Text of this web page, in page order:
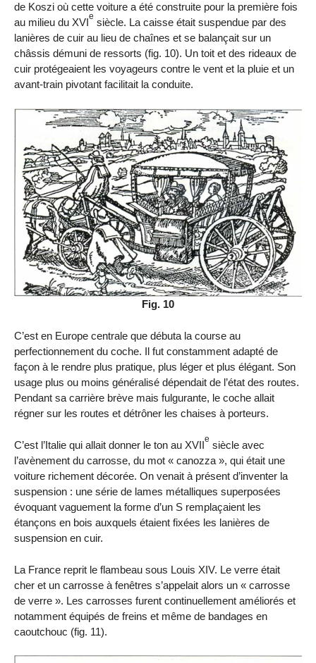
de Koszi où cette voiture a été construite pour la première fois
au milieu du XVIe siècle. La caisse était suspendue par des
lanières de cuir au lieu de chaînes et se balançait sur un
châssis démuni de ressorts (fig. 10). Un toit et des rideaux de
cuir protégeaient les voyageurs contre le vent et la pluie et un
avant-train pivotant facilitait la conduite.
Fig. 10
C’est en Europe centrale que débuta la course au
perfectionnement du coche. Il fut constamment adapté de
façon à le rendre plus pratique, plus léger et plus élégant. Son
usage plus ou moins généralisé dépendait de l’état des routes.
Pendant sa carrière brève mais fulgurante, le coche allait
régner sur les routes et détrôner les chaises à porteurs.
C’est l’Italie qui allait donner le ton au XVIIe siècle avec
l’avènement du carrosse, du mot « canozza », qui était une
voiture richement décorée. On venait à présent d’inventer la
suspension : une série de lames métalliques superposées
évoquant vaguement la forme d’un S remplaçaient les
étançons en bois auxquels étaient fixées les lanières de
suspension en cuir.
La France reprit le flambeau sous Louis XIV. Le verre était
cher et un carrosse à fenêtres s’appelait alors un « carrosse
de verre ». Les carrosses furent continuellement améliorés et
notamment équipés de freins et même de bandages en
caoutchouc (fig. 11).